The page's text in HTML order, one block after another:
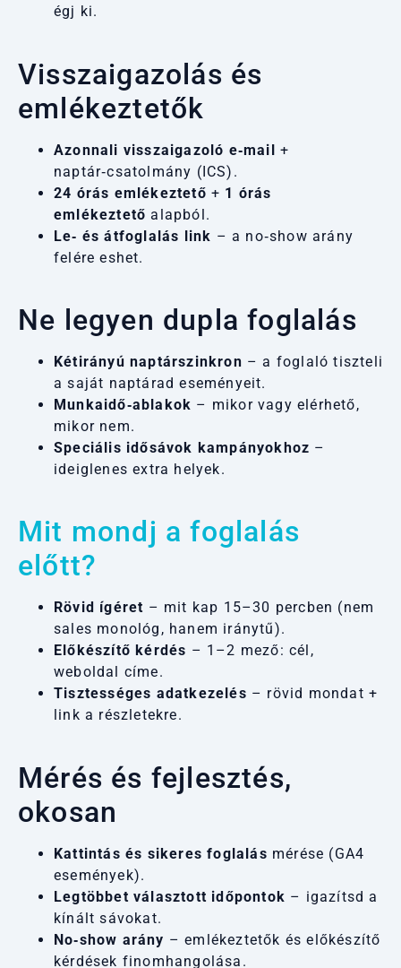
égj ki.
Visszaigazolás és
emlékeztetők
Azonnali visszaigazoló e‑mail +
naptár‑csatolmány (ICS).
24 órás emlékeztető + 1 órás
emlékeztető alapból.
Le‑ és átfoglalás link – a no‑show arány
felére eshet.
Ne legyen dupla foglalás
Kétirányú naptárszinkron – a foglaló tiszteli
a saját naptárad eseményeit.
Munkaidő‑ablakok – mikor vagy elérhető,
mikor nem.
Speciális idősávok kampányokhoz –
ideiglenes extra helyek.
Mit mondj a foglalás
előtt?
Rövid ígéret – mit kap 15–30 percben (nem
sales monológ, hanem iránytű).
Előkészítő kérdés – 1–2 mező: cél,
weboldal címe.
Tisztességes adatkezelés – rövid mondat +
link a részletekre.
Mérés és fejlesztés,
okosan
Kattintás és sikeres foglalás mérése (GA4
események).
Legtöbbet választott időpontok – igazítsd a
kínált sávokat.
No‑show arány – emlékeztetők és előkészítő
kérdések finomhangolása.